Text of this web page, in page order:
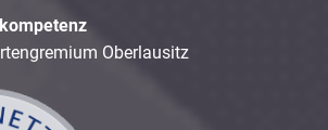
Oberlausitz